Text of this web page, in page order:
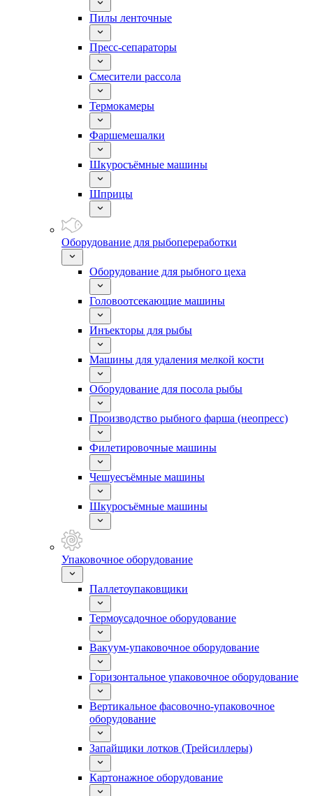
Пилы ленточные
Пресс-сепараторы
Смесители рассола
Термокамеры
Фаршемешалки
Шкуросъёмные машины
Шприцы
Оборудование для рыбопереработки
Оборудование для рыбного цеха
Головоотсекающие машины
Инъекторы для рыбы
Машины для удаления мелкой кости
Оборудование для посола рыбы
Производство рыбного фарша (неопресс)
Филетировочные машины
Чешуесъёмные машины
Шкуросъёмные машины
Упаковочное оборудование
Паллетоупаковщики
Термоусадочное оборудование
Вакуум-упаковочное оборудование
Горизонтальное упаковочное оборудование
Вертикальное фасовочно-упаковочное
оборудование
Запайщики лотков (Трейсиллеры)
Картонажное оборудование